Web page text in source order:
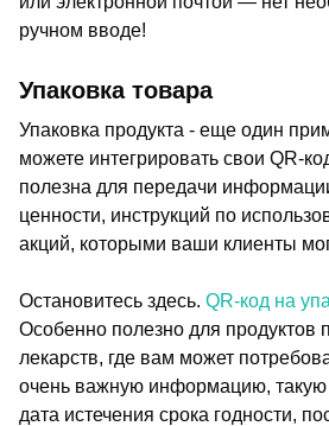
ручном вводе!
Упаковка товара
Упаковка продукта - еще один
можете интегрировать свои QR-
полезна для передачи
ценности, инструкций по
акций, которыми ваши клиенты
Остановитесь здесь. QR-код на
Особенно полезно для продуктов
лекарств, где вам может
очень важную информацию, такую
дата истечения срока годности,